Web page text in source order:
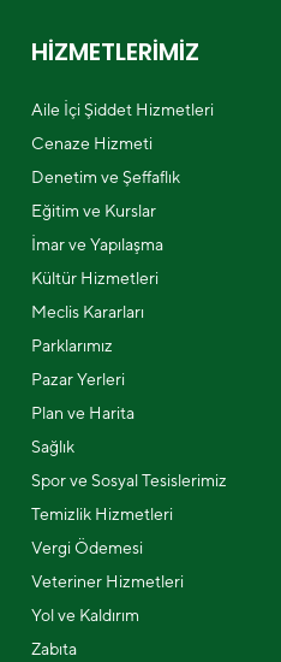
HİZMETLERİMİZ
Aile İçi Şiddet Hizmetleri
Cenaze Hizmeti
Denetim ve Şeffaflık
Eğitim ve Kurslar
İmar ve Yapılaşma
Kültür Hizmetleri
Meclis Kararları
Parklarımız
Pazar Yerleri
Plan ve Harita
Sağlık
Spor ve Sosyal Tesislerimiz
Temizlik Hizmetleri
Vergi Ödemesi
Veteriner Hizmetleri
Yol ve Kaldırım
Zabıta